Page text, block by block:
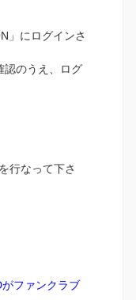
」にログインさ
認のうえ、ログ
行なって下さ
ファンクラブ